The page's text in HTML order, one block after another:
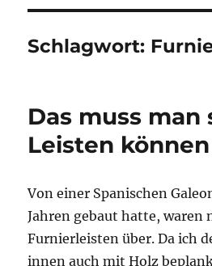
Schlagwort:
Das muss man
Leisten können
Von einer Spanischen
Jahren gebaut hatte, waren
Furnierleisten über. Da ich
innen auch mit Holz